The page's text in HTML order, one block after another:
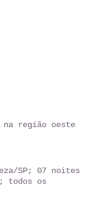
na região oeste
SP; 07 noites
todos os